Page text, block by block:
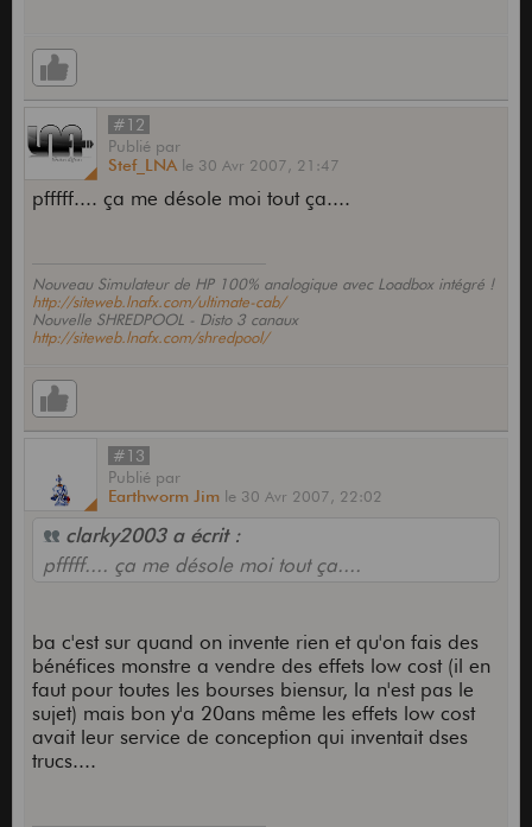
#12
Publié par
Stef_LNA le 30 Avr 2007, 21:47
pfffff.... ça me désole moi tout ça....
Nouveau Simulateur de HP 100% analogique avec Loadbox intégré !
http://siteweb.lnafx.com/ultimate-cab/
Nouvelle SHREDPOOL - Disto 3 canaux
http://siteweb.lnafx.com/shredpool/
#13
Publié par
Earthworm Jim le 30 Avr 2007, 22:02
clarky2003 a écrit :
pfffff.... ça me désole moi tout ça....
ba c'est sur quand on invente rien et qu'on fais des
bénéfices monstre a vendre des effets low cost (il en
faut pour toutes les bourses biensur, la n'est pas le
sujet) mais bon y'a 20ans même les effets low cost
avait leur service de conception qui inventait dses
trucs....